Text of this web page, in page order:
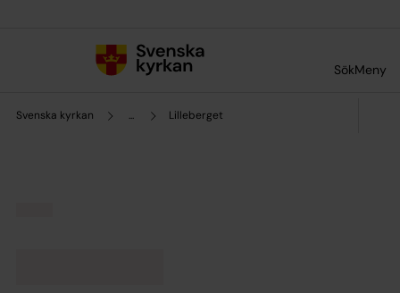
SökMeny
Svenska kyrkan ... Lilleberget